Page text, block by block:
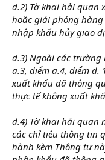
d.2) Tờ khai hải quan
hoặc giải phóng
nhập khẩu hủy giao
d.3) Ngoài các
a.3, điểm a.4, điểm d.
xuất khẩu đã thông
thực tế không xuất
d.4) Tờ khai hải quan
các chỉ tiêu thông tin
hành kèm Thông tư